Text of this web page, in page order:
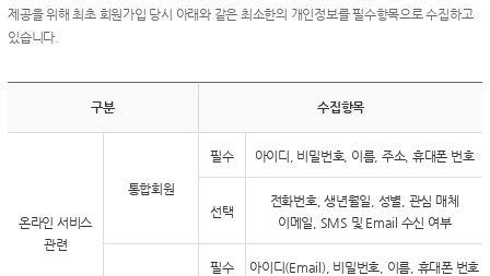
제공을 위해 최초 회원가입 당시 아래와 같은 최소한의 개인정보를 필수항목으로 수집하고
있습니다.
구분 수집항목
온라인 서비스
관련
통합회원
필수 아이디, 비밀번호, 이름, 주소, 휴대폰 번호
선택
전화번호, 생년월일, 성별, 관심 매체
이메일, SMS 및 Email 수신 여부
필수 아이디(Email), 비밀번호, 이름, 휴대폰 번호